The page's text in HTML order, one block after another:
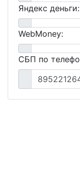
Яндекс деньги:
WebMoney:
СБП по